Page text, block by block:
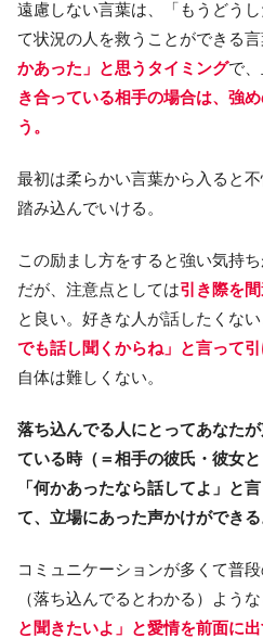
遠慮しない言葉は、「もうどう
て状況の人を救うことができる言
かあった」と思うタイミングで
き合っている相手の場合は、強
う。
最初は柔らかい言葉から入ると
踏み込んでいける。
この励まし方をすると強い気持
だが、注意点としては引き際を
と良い。好きな人が話したくな
でも話し聞くからね」と言って
自体は難しくない。
落ち込んでる人にとってあなた
ている時（＝相手の彼氏・彼女
「何かあったなら話してよ」と
て、立場にあった声かけができる
コミュニケーションが多くて普
（落ち込んでるとわかる）ような
と聞きたいよ」と愛情を前面に